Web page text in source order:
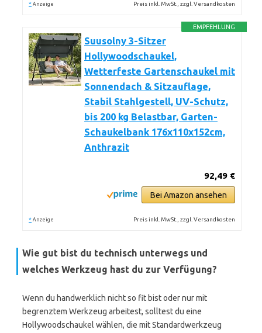
* Anzeige Preis inkl. MwSt., zzgl. Versandkosten
EMPFEHLUNG
Suusolny 3-Sitzer
Hollywoodschaukel,
Wetterfeste Gartenschaukel mit
Sonnendach & Sitzauflage,
Stabil Stahlgestell, UV-Schutz,
bis 200 kg Belastbar, Garten-
Schaukelbank 176x110x152cm,
Anthrazit
92,49 €
Bei Amazon ansehen
* Anzeige Preis inkl. MwSt., zzgl. Versandkosten
Wie gut bist du technisch unterwegs und
welches Werkzeug hast du zur Verfügung?
Wenn du handwerklich nicht so fit bist oder nur mit
begrenztem Werkzeug arbeitest, solltest du eine
Hollywoodschaukel wählen, die mit Standardwerkzeug